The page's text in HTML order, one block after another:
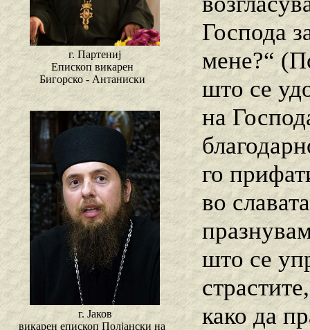
г. Партениј
Епископ викарен
Бигорско - Антаниски
г. Јаков
викарен епископ Полјански на
Господа
мене?“
што се
на
го
во
што се
како да